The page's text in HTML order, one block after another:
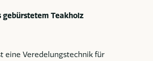
gebürstetem Teakholz
eine Veredelungstechnik für